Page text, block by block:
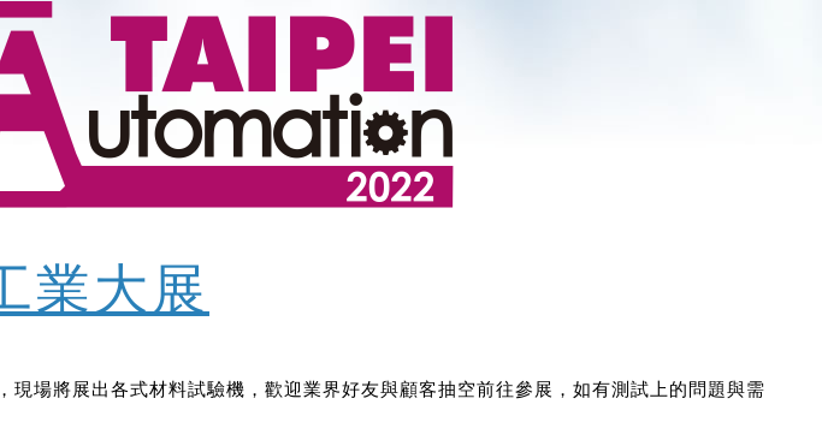
業大展
場將展出各式材料試驗機，歡迎業界好友與顧客抽空前往參展，如有測試上的問題與需